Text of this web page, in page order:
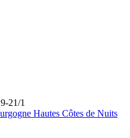
21/1